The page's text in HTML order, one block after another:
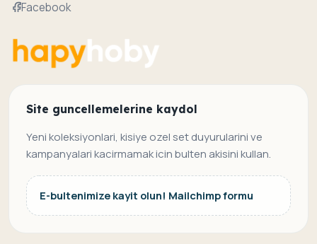
Facebook
Site guncellemelerine kaydol
Yeni koleksiyonlari, kisiye ozel set duyurularini ve
kampanyalari kacirmamak icin bulten akisini kullan.
E-bultenimize kayit olun! Mailchimp formu